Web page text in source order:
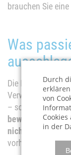
brauchen Sie eine
Was
Die Erbschaft
Verwandten
– so kann sich
bewegen
. Im
nicht persönlich
vorhandenen
Durch
von
in der